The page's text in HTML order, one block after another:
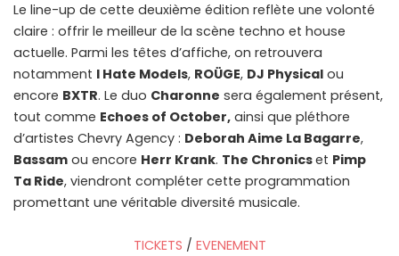
Le line-up de cette deuxième édition reflète une volonté
claire : offrir le meilleur de la scène techno et house
actuelle. Parmi les têtes d’affiche, on retrouvera
notamment I Hate Models, ROÜGE, DJ Physical ou
encore BXTR. Le duo Charonne sera également présent,
tout comme Echoes of October, ainsi que pléthore
d’artistes Chevry Agency : Deborah Aime La Bagarre,
Bassam ou encore Herr Krank. The Chronicset Pimp
Ta Ride, viendront compléter cette programmation
promettant une véritable diversité musicale.
TICKETS / EVENEMENT